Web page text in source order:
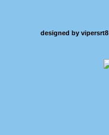
designed by vipersrt8